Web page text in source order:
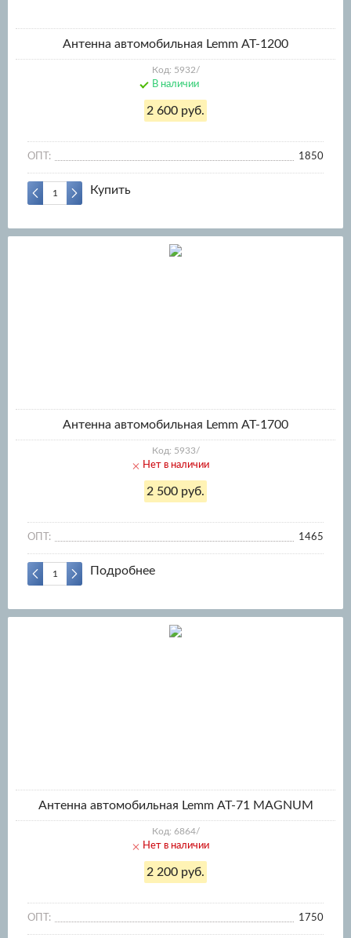
Антенна автомобильная Lemm АТ-1200
Код: 5932/
В наличии
2 600 руб.
ОПТ: 1850
Купить
Антенна автомобильная Lemm АТ-1700
Код: 5933/
Нет в наличии
2 500 руб.
ОПТ: 1465
Подробнее
Антенна автомобильная Lemm АТ-71 MAGNUM
Код: 6864/
Нет в наличии
2 200 руб.
ОПТ: 1750